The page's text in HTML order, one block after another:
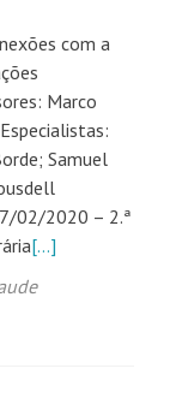
com a
Marco
Samuel
02/2020 – 2.ª
[…]